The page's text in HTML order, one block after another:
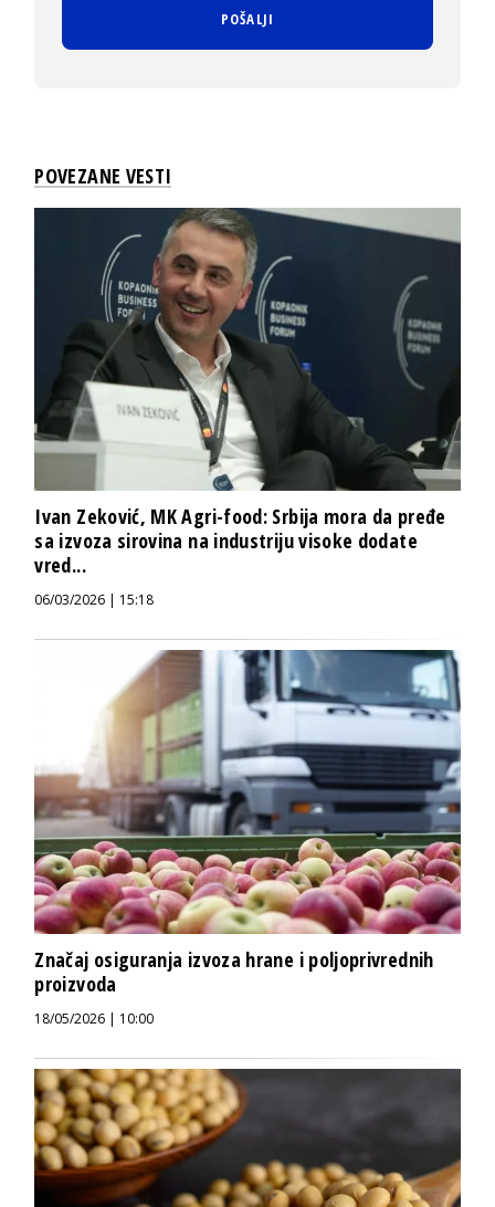
POVEZANE VESTI
Ivan Zeković, MK Agri-food: Srbija mora da pređe
sa izvoza sirovina na industriju visoke dodate
vred...
06/03/2026 | 15:18
Značaj osiguranja izvoza hrane i poljoprivrednih
proizvoda
18/05/2026 | 10:00